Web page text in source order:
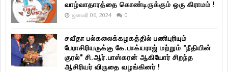
வாழ்வாதாரத்தை கொண்டிருக்கும் ஒரு கிராமம் !
ஜனவரி 06, 2024 0
சவீதா பல்கலைக்கழகத்தில் பணிபுரியும்
பேராசிரியருக்கு கே.பாக்யராஜ் மற்றும் "நீதியின்
குரல்" சி.ஆர்.பாஸ்கரன் ஆகியோர் சிறந்த
ஆசிரியர் விருதை வழங்கினர் !